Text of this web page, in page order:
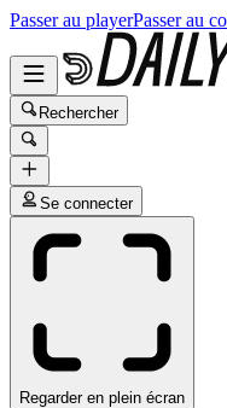
Passer au playerPasser au
Rechercher
Se connecter
Regarder en plein écran